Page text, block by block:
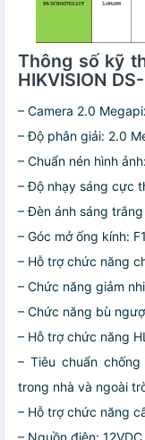
Thông số kỹ
HIKVISION
– Camera 2.0
– Độ phân giải: 2.0
– Chuẩn nén hình
– Độ nhạy sáng cực
– Đèn ánh sáng
– Góc mở ống kính:
– Hỗ trợ chức năng
– Chức năng giảm
– Chức năng bù
– Hỗ trợ chức năng
– Tiêu chuẩn
trong nhà và ngoài
– Hỗ trợ chức năng
– Nguồn điện: 12VDC.